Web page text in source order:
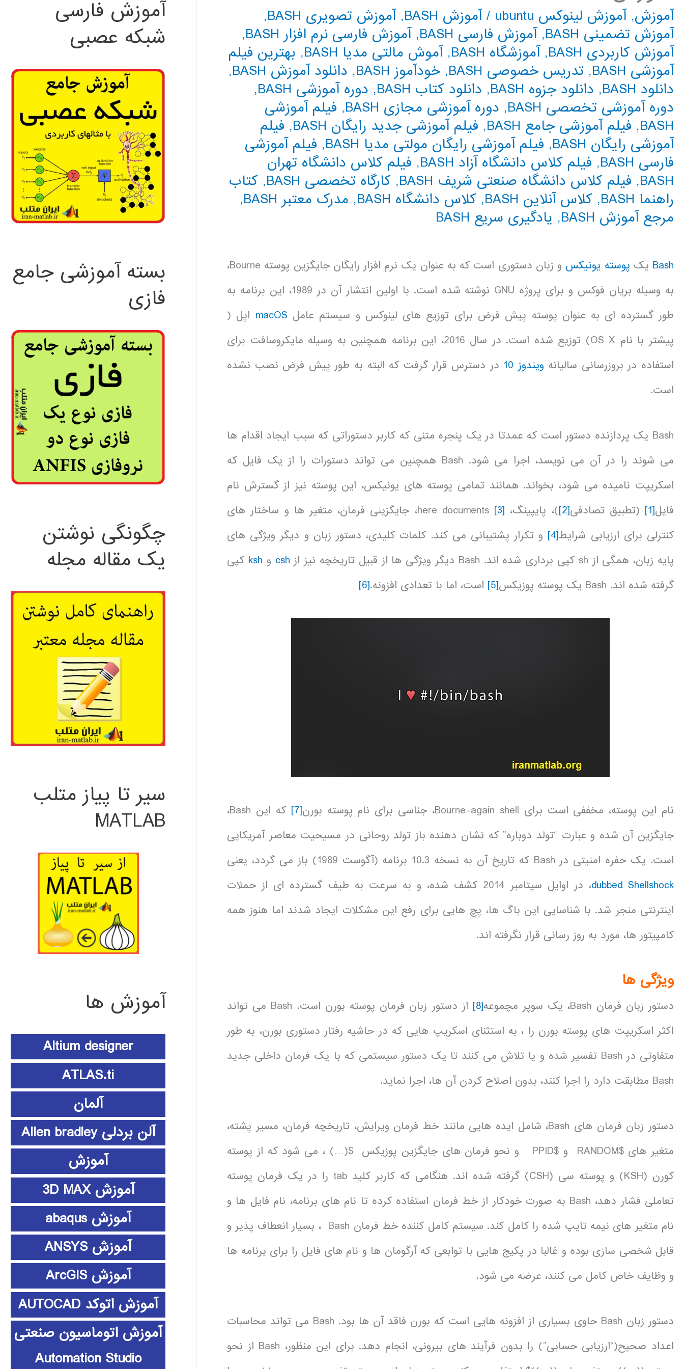
آموزش,آموزش لینوکس ubuntu /آموزش BASH ,آموزش تصویری BASH
,
آموزش تضمینی BASH
,آموزش فارسی BASH ,آموزش فارسی نرم افزار BASH
,
آموزش کاربردی BASH
,آموزشگاه BASH ,آموش مالتی مدیا BASH , بهترین فیلم
آموزشی BASH
, تدریس خصوصی BASH ,خودآموز BASH , دانلود آموزش BASH
,
دانلود BASH
, دانلود جزوه BASH , دانلود کتاب BASH , دوره آموزشی BASH
,
دوره آموزشی تخصصی BASH
, دوره آموزشی مجازی BASH , فیلم آموزشی
BASH
, فیلم آموزشی جامع BASH , فیلم آموزشی جدید رایگان BASH , فیلم
آموزشی رایگان BASH
, فیلم آموزشی رایگان مولتی مدیا BASH , فیلم آموزشی
فارسی BASH
, فیلم کلاس دانشگاه آزاد BASH , فیلم کلاس دانشگاه تهران
BASH
, فیلم کلاس دانشگاه صنعتی شریف BASH , کارگاه تخصصی BASH , کتاب
راهنما BASH
, کلاس آنلاین BASH , کلاس دانشگاه BASH , مدرک معتبر BASH
,
مرجع آموزش BASH
, یادگیری سریع BASH
Bash یک پوسته یونیکس
و زبان دستوری است که به عنوان یک نرم افزار رایگان جایگزین پوسته Bourne،
به وسیله بریان فوکس و برای پروژه GNU نوشته شده است. با اولین انتشار آن در 1989، این برنامه به
طور گسترده ای به عنوان پوسته پیش فرض برای توزیع های لینوکس و سیستم عامل macOS اپل (
پیشتر با نام OS X) توزیع شده است. در سال 2016، این برنامه همچنین به وسیله مایکروسافت برای
استفاده در بروزرسانی سالیانه ویندوز 10
در دسترس قرار گرفت که البته به طور پیش فرض نصب نشده
است.
Bash یک پردازنده دستور است که عمدتا در یک پنجره متنی که کاربر دستوراتی که سبب ایجاد اقدام ها
می شوند را در آن می نویسد، اجرا می شود. Bash همچنین می تواند دستورات را از یک فایل که
اسکریپت نامیده می شود، بخواند. همانند تمامی پوسته های یونیکس، این پوسته نیز از گسترش نام
فایل[1] (تطبیق تصادفی[2] )، پایپینگ، here documents [3]
، جایگزینی فرمان، متغیر ها و ساختار های
کنترلی برای ارزیابی شرایط[4]
و تکرار پشتیبانی می کند. کلمات کلیدی، دستور زبان و دیگر ویژگی های
پایه زبان، همگی از sh کپی برداری شده اند. Bash دیگر ویژگی ها از قبیل تاریخچه نیز از
csh و ksh کپی
گرفته شده اند. Bash یک پوسته پوزیکس
[5] است، اما با تعدادی افزونه.[6]
نام این پوسته، مخففی است برای Bourne-again shell، جناسی برای نام پوسته بورن [7]
که این Bash،
جایگزین آن شده و عبارت “تولد دوباره” که نشان دهنده باز تولد روحانی در مسیحیت معاصر آمریکایی
است. یک حفره امنیتی در Bash که تاریخ آن به نسخه 10.3 برنامه (آگوست 1989) باز می گردد، یعنی
dubbed Shellshock
، در اوایل سپتامبر 2014 کشف شده، و به سرعت به طیف گسترده ای از حملات
اینترنتی منجر شد. با شناسایی این باگ ها، پچ هایی برای رفع این مشکلات ایجاد شدند اما هنوز همه
کامپیتور ها، مورد به روز رسانی قرار نگرفته اند.
ویژگی ها
دستور زبان فرمان Bash، یک سوپر مچموعه [8]
از دستور زبان فرمان پوسته بورن است. Bash می تواند
اکثر اسکریپت های پوسته بورن را ، به استثنای اسکریپ هایی که در حاشیه رفتار دستوری بورن، به طور
متفاوتی در Bash تفسیر شده و یا تلاش می کنند تا یک دستور سیستمی که با یک فرمان داخلی جدید
Bash مطابقت دارد را اجرا کنند، بدون اصلاح کردن آن ها، اجرا نماید.
دستور زبان فرمان های Bash، شامل ایده هایی مانند خط فرمان ویرایش، تاریخچه فرمان، مسیر پشته،
متغیر های $RANDOM و $PPID و نحو فرمان های جایگزین پوزیکس $(…) ، می شود که از پوسته
کورن (KSH) و پوسته سی (CSH) گرفته شده اند. هنگامی که کاربر کلید tab را در یک فرمان پوسته
تعاملی فشار دهد، Bash به صورت خودکار از خط فرمان استفاده کرده تا نام های برنامه، نام فایل ها و
نام متغیر های نیمه تایپ شده را کامل کند. سیستم کامل کننده خط فرمان Bash ، بسیار انعطاف پذیر و
قابل شخصی سازی بوده و غالبا در پکیج هایی با توابعی که آرگومان ها و نام های فایل را برای برنامه ها
و وظایف خاص کامل می کنند، عرضه می شود.
دستور زبان Bash حاوی بسیاری از افزونه هایی است که بورن فاقد آن ها بود. Bash می تواند محاسبات
اعداد صحیح(“ارزیابی حسابی”) را بدون فرآیند های بیرونی، انجام دهد. برای این منظور، Bash از نحو
آموزش فارسی
شبکه عصبی
بسته آموزشی جامع
فازی
چگونگی نوشتن
یک مقاله مجله
سیر تا پیاز متلب
MATLAB
آموزش ها
Altium designer
ATLAS.ti
آلمان
آلن بردلی Allen bradley
آموزش
آموزش 3D MAX
آموزش abaqus
آموزش ANSYS
آموزش ArcGIS
آموزش اتوکد AUTOCAD
آموزش اتوماسیون صنعتی
Automation Studio